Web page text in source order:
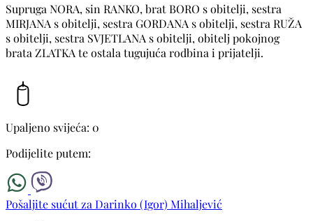
Supruga NORA, sin RANKO, brat BORO s obitelji, sestra
MIRJANA s obitelji, sestra GORDANA s obitelji, sestra RUŽA
s obitelji, sestra SVJETLANA s obitelji, obitelj pokojnog
brata ZLATKA te ostala tugujuća rodbina i prijatelji.
Upaljeno svijeća: 0
Podijelite putem:
Pošaljite sućut za Darinko (Igor) Mihaljević